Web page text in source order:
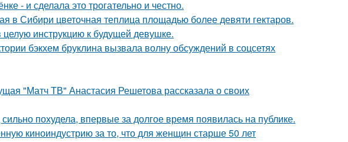
- и сделала это трогательно и честно.
в Сибири цветочная теплица площадью более девяти гектаров.
инструкцию к будущей девушке.
бэкхем бруклина вызвала волну обсуждений в соцсетях
"Матч ТВ" Анастасия Решетова рассказала о своих
похудела, впервые за долгое время появилась на публике.
киноиндустрию за то, что для женщин старше 50 лет